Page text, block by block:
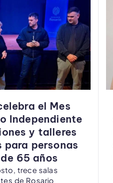
el Mes
Independiente
y talleres
personas
65 años
trece salas
de Rosario